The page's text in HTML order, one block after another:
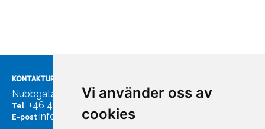
Vi använder oss av
cookies
KONTAKTUPPGIFTER
Nubbgatan 7, 211 24 Malmö
Tel +46 40185561
E-post info@bachmans.se